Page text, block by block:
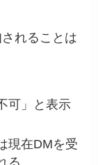
れることは
可」と表示
現在DMを受
る